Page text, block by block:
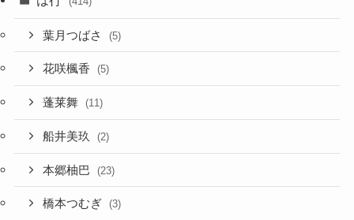
葉月つばさ (5)
花咲楓香 (5)
蓬莱舞 (11)
船井美玖 (2)
本郷柚巴 (23)
橋本つむぎ (3)